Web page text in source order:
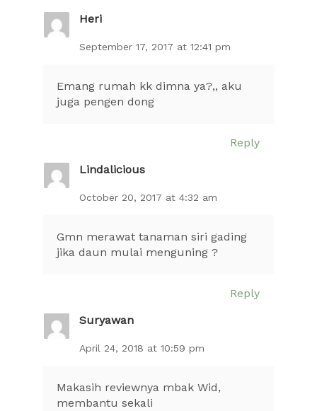
Heri
September 17, 2017 at 12:41 pm
Emang rumah kk dimna ya?,, aku
juga pengen dong
Reply
Lindalicious
October 20, 2017 at 4:32 am
Gmn merawat tanaman siri gading
jika daun mulai menguning ?
Reply
Suryawan
April 24, 2018 at 10:59 pm
Makasih reviewnya mbak Wid,
membantu sekali